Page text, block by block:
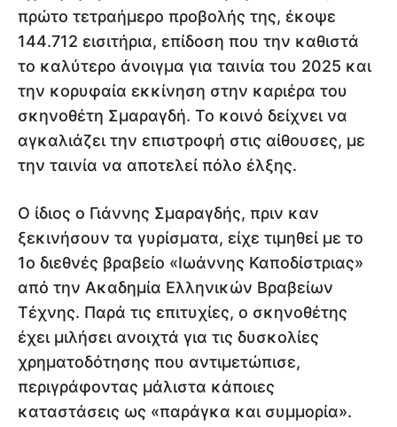
πρώτο τετραήμερο προβολής της, έκοψε
144.712 εισιτήρια, επίδοση που την καθιστά
το καλύτερο άνοιγμα για ταινία του 2025 και
την κορυφαία εκκίνηση στην καριέρα του
σκηνοθέτη Σμαραγδή. Το κοινό δείχνει να
αγκαλιάζει την επιστροφή στις αίθουσες, με
την ταινία να αποτελεί πόλο έλξης.
Ο ίδιος ο Γιάννης Σμαραγδής, πριν καν
ξεκινήσουν τα γυρίσματα, είχε τιμηθεί με το
1ο διεθνές βραβείο «Ιωάννης Καποδίστριας»
από την Ακαδημία Ελληνικών Βραβείων
Τέχνης. Παρά τις επιτυχίες, ο σκηνοθέτης
έχει μιλήσει ανοιχτά για τις δυσκολίες
χρηματοδότησης που αντιμετώπισε,
περιγράφοντας μάλιστα κάποιες
καταστάσεις ως «παράγκα και συμμορία».